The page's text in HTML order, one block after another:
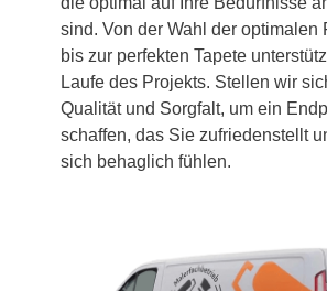
sind. Von der Wahl der optimalen
bis zur perfekten Tapete
Laufe des Projekts. Stellen wir
Qualität und Sorgfalt, um ein
schaffen, das Sie zufriedenstellt
sich behaglich fühlen.